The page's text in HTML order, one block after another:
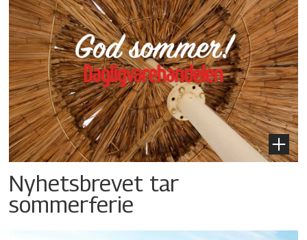
Nyhetsbrevet tar
sommerferie